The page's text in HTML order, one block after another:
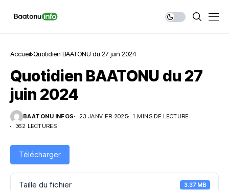
Accueil Quotidien BAATONU du 27 juin 2024
Quotidien BAATONU du 27
juin 2024
BAATONU INFOS 23 JANVIER 2025
1 MINS DE LECTURE
362 LECTURES
Télécharger
Taille du fichier 3.37 MB